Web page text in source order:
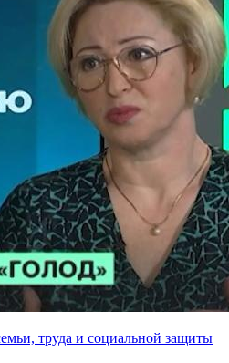
труда и социальной защиты